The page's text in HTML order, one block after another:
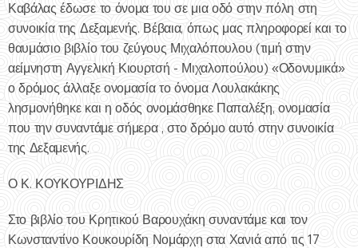
Καβάλας έδωσε το όνομα του σε μια οδό στην πόλη στη
συνοικία της Δεξαμενής. Βέβαια, όπως μας πληροφορεί και το
θαυμάσιο βιβλίο του ζεύγους Μιχαλόπουλου (τιμή στην
αείμνηστη Αγγελική Κιουρτσή - Μιχαλοπούλου) «Οδονυμικά»
ο δρόμος άλλαξε ονομασία το όνομα Λουλακάκης
λησμονήθηκε και η οδός ονομάσθηκε Παπαλέξη, ονομασία
που την συναντάμε σήμερα , στο δρόμο αυτό στην συνοικία
της Δεξαμενής.
Ο Κ. ΚΟΥΚΟΥΡΙΔΗΣ
Στο βιβλίο του Κρητικού Βαρουχάκη συναντάμε και τον
Κωνσταντίνο Κουκουρίδη Νομάρχη στα Χανιά από τις 17